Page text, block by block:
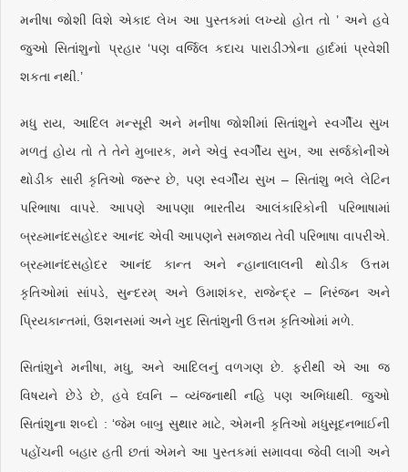
મનીષા જોશી વિશે એકાદ લેખ આ પુસ્તકમાં લખ્યો હોત તો ’ અને હવે
જુઓ સિતાંશુનો પ્રહાર ‘પણ વર્જિલ કદાચ પારાડીઝોના હાર્દમાં પ્રવેશી
શકતા નથી.’
મધુ રાય, આદિલ મન્સૂરી અને મનીષા જોશીમાં સિતાંશુને સ્વર્ગીય સુખ
મળતું હોય તો તે તેને મુબારક, મને એવું સ્વર્ગીય સુખ, આ સર્જકોનીએ
થોડીક સારી કૃતિઓ જરૂર છે, પણ સ્વર્ગીય સુખ – સિતાંશુ ભલે લેટિન
પરિભાષા વાપરે. આપણે આપણા ભારતીય આલંકારિકોની પરિભાષામાં
બ્રહ્માનંદસહોદર આનંદ એવી આપણને સમજાય તેવી પરિભાષા વાપરીએ.
બ્રહ્માનંદસહોદર આનંદ કાન્ત અને ન્હાનાલાલની થોડીક ઉત્તમ
કૃતિઓમાં સાંપડે, સુન્દરમ્ અને ઉમાશંકર, રાજેન્દ્ર – નિરંજન અને
પ્રિયકાન્તમાં, ઉશનસમાં અને ખુદ સિતાંશુની ઉત્તમ કૃતિઓમાં મળે.
સિતાંશુને મનીષા, મધુ, અને આદિલનું વળગણ છે. ફરીથી એ આ જ
વિષયને છેડે છે, હવે ધ્વનિ – વ્યંજનાથી નહિ પણ અભિધાથી. જુઓ
સિતાંશુના શબ્દો : ‘જેમ બાબુ સુથાર માટે, એમની કૃતિઓ મધુસૂદનભાઈની
પહોંચની બહાર હતી છતાં એમને આ પુસ્તકમાં સમાવવા જેવી લાગી અને